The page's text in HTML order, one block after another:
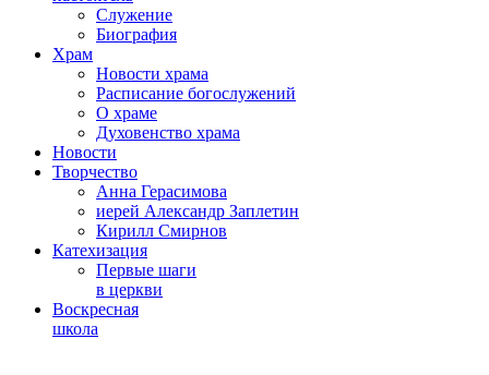
Служение
Биография
Храм
Новости храма
Расписание богослужений
О храме
Духовенство храма
Новости
Творчество
Анна Герасимова
иерей Александр Заплетин
Кирилл Смирнов
Катехизация
Первые шаги
в церкви
Воскресная
школа